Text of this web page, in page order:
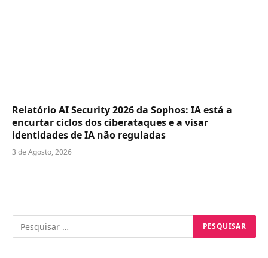
Relatório AI Security 2026 da Sophos: IA está a
encurtar ciclos dos ciberataques e a visar
identidades de IA não reguladas
3 de Agosto, 2026